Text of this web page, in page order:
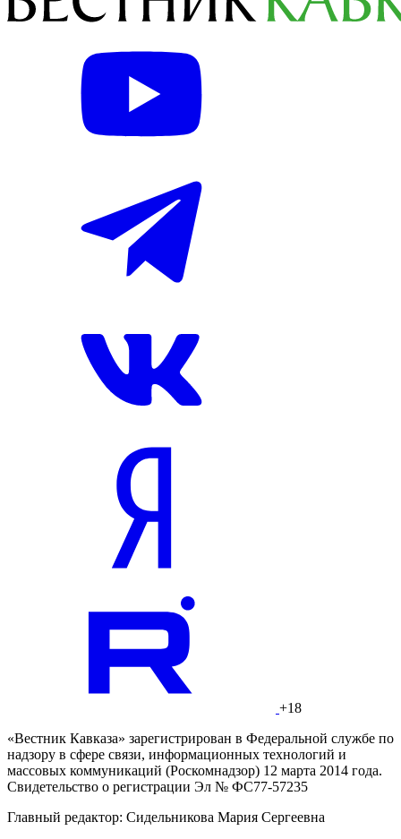
+18
«Вестник Кавказа» зарегистрирован в Федеральной службе по
надзору в сфере связи, информационных технологий и
массовых коммуникаций (Роскомнадзор) 12 марта 2014 года.
Свидетельство о регистрации Эл № ФС77-57235
Главный редактор: Сидельникова Мария Сергеевна